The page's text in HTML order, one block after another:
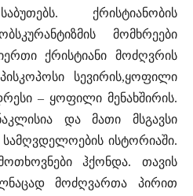
ქრისტიანობის
მომხრეები
ქრისტიანი მოძღვრის
სევირის,ყოფილი
– ყოფილი მენახშირის.
და მათი მსგავსი
ისტორიაში.
ჰქონდა. თავის
მოძღვართა პირით